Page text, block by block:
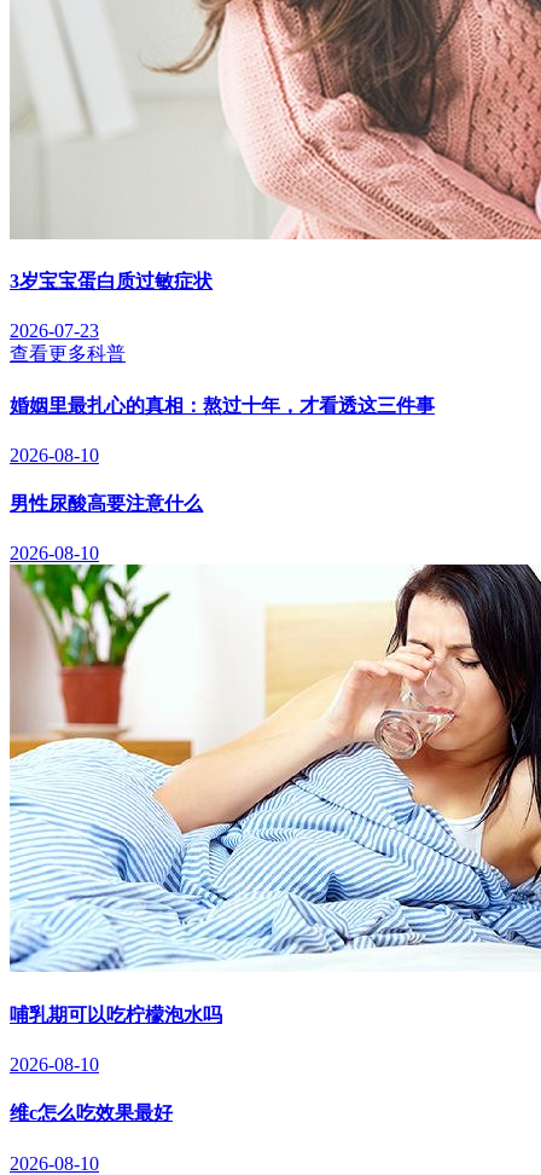
3岁宝宝蛋白质过敏症状
2026-07-23
查看更多科普
婚姻里最扎心的真相：熬过十年，才看透这三件事
2026-08-10
男性尿酸高要注意什么
2026-08-10
哺乳期可以吃柠檬泡水吗
2026-08-10
维c怎么吃效果最好
2026-08-10